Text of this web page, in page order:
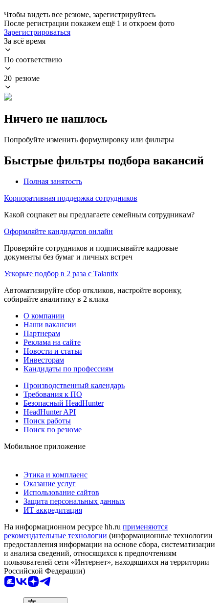
Чтобы видеть все резюме, зарегистрируйтесь
После регистрации покажем ещё 1 и откроем фото
Зарегистрироваться
За всё время
По соответствию
20 резюме
Ничего не нашлось
Попробуйте изменить формулировку или фильтры
Быстрые фильтры подбора вакансий
Полная занятость
Корпоративная поддержка сотрудников
Какой соцпакет вы предлагаете семейным сотрудникам?
Оформляйте кандидатов онлайн
Проверяйте сотрудников и подписывайте кадровые
документы без бумаг и личных встреч
Ускорьте подбор в 2 раза с Talantix
Автоматизируйте сбор откликов, настройте воронку,
собирайте аналитику в 2 клика
О компании
Наши вакансии
Партнерам
Реклама на сайте
Новости и статьи
Инвесторам
Кандидаты по профессиям
Производственный календарь
Требования к ПО
Безопасный HeadHunter
HeadHunter API
Поиск работы
Поиск по резюме
Мобильное приложение
Этика и комплаенс
Оказание услуг
Использование сайтов
Защита персональных данных
ИТ аккредитация
На информационном ресурсе hh.ru применяются
рекомендательные технологии (информационные технологии
предоставления информации на основе сбора, систематизации
и анализа сведений, относящихся к предпочтениям
пользователей сети «Интернет», находящихся на территории
Российской Федерации)